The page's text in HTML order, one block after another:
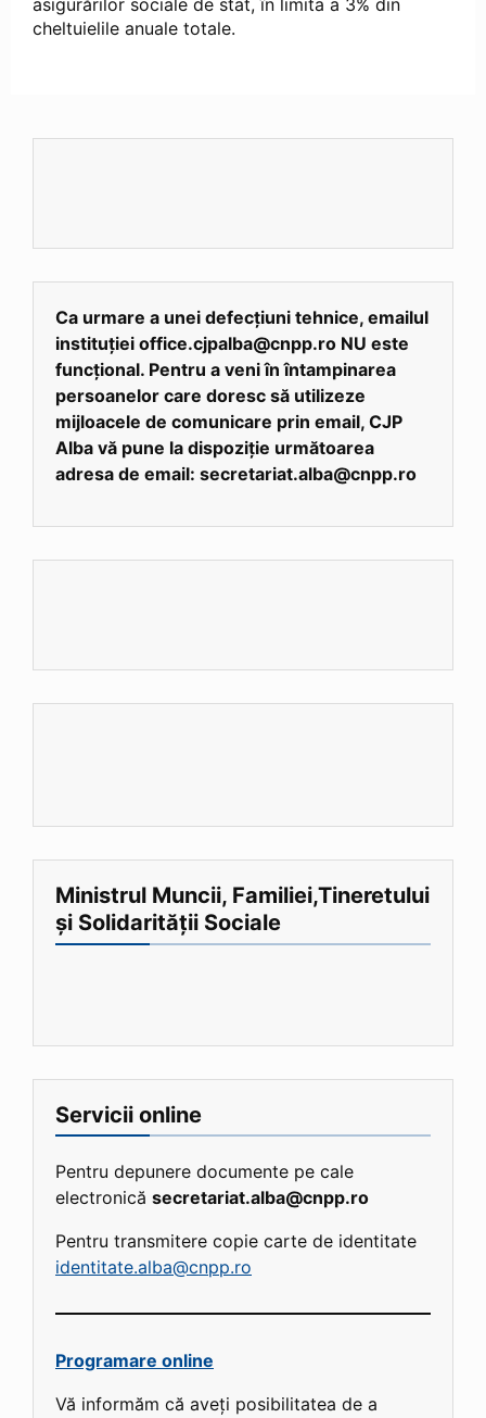
asigurărilor sociale de stat, în limita a 3% din
cheltuielile anuale totale.
Ca urmare a unei defecțiuni tehnice, emailul
instituției office.cjpalba@cnpp.ro NU este
funcțional. Pentru a veni în întampinarea
persoanelor care doresc să utilizeze
mijloacele de comunicare prin email, CJP
Alba vă pune la dispoziție următoarea
adresa de email: secretariat.alba@cnpp.ro
Ministrul Muncii, Familiei,Tineretului
și Solidarității Sociale
Servicii online
Pentru depunere documente pe cale
electronică secretariat.alba@cnpp.ro
Pentru transmitere copie carte de identitate
identitate.alba@cnpp.ro
Programare online
Vă informăm că aveți posibilitatea de a